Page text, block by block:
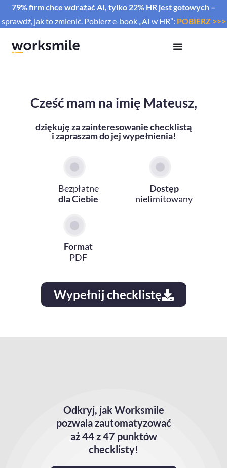
79% firm chce wdrażać AI, tylko 22% HR jest gotowych –
sprawdź, jak to zmienić. Pobierz e-book „AI w HR”: POBIERZ >>>
Cześć mam na imię Mateusz,
dziękuję za zainteresowanie checklistą
i zapraszam do jej wypełnienia!
Bezpłatne
dla Ciebie
Dostęp
nielimitowany
Format
PDF
Wypełnij checklistę
Odkryj, jak Worksmile
pozwala zautomatyzować
aż 44 z 47 punktów
checklisty!